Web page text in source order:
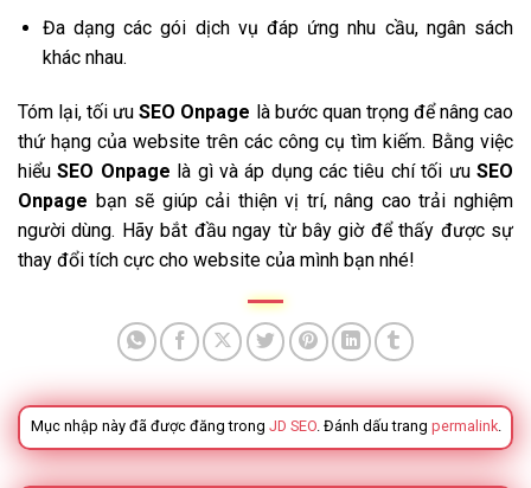
Đa dạng các gói dịch vụ đáp ứng nhu cầu, ngân sách
khác nhau.
Tóm lại, tối ưuSEO Onpage là bước quan trọng để nâng cao
thứ hạng của website trên các công cụ tìm kiếm. Bằng việc
hiểuSEO Onpage là gì và áp dụng các tiêu chí tối ưuSEO
Onpage bạn sẽ giúp cải thiện vị trí, nâng cao trải nghiệm
người dùng. Hãy bắt đầu ngay từ bây giờ để thấy được sự
thay đổi tích cực cho website của mình bạn nhé!
Mục nhập này đã được đăng trong JD SEO. Đánh dấu trang permalink.